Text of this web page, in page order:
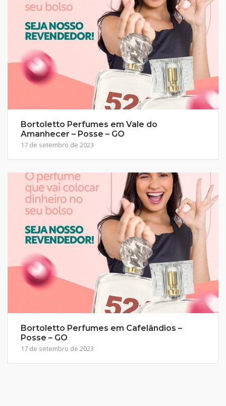
Bortoletto Perfumes em Vale do
Amanhecer – Posse – GO
17 de setembro de 2023
Bortoletto Perfumes em Cafelândios –
Posse – GO
17 de setembro de 2023